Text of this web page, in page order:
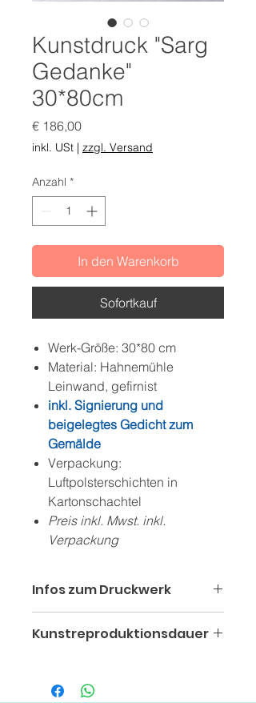
Kunstdruck "Sarg
Gedanke"
30*80cm
€ 186,00Preis
inkl. USt | zzgl. Versand
Anzahl *
In den Warenkorb
Sofortkauf
Werk-Größe: 30*80 cm
Material: Hahnemühle
Leinwand, gefirnist
inkl. Signierung und
beigelegtes Gedicht zum
Gemälde
Verpackung:
Luftpolsterschichten in
Kartonschachtel
Preis inkl. Mwst. inkl.
Verpackung
Infos zum Druckwerk
seinen Händen!
hochwertiges Druckprodukt auf
Kunstreproduktionsdauer
Anfrage direkt beim
Druckermeister in seiner Farbpraxis